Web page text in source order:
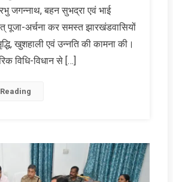
जगन्नाथ, बहन सुभद्रा एवं भाई
पूजा-अर्चना कर समस्त झारखंडवासियों
खुशहाली एवं उन्नति की कामना की।
विधि-विधान से […]